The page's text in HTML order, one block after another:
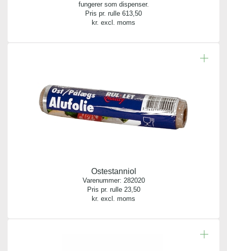
Bredde:
29,00 cm
Meter per rulle:
fungerer som dispenser.
Pris pr. rulle 613,50
kr. excl. moms
Ostestanniol
Varenummer: 282020
Pris pr. rulle 23,50
kr. excl. moms